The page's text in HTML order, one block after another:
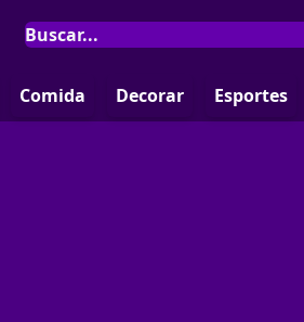
Comida Decorar Esportes